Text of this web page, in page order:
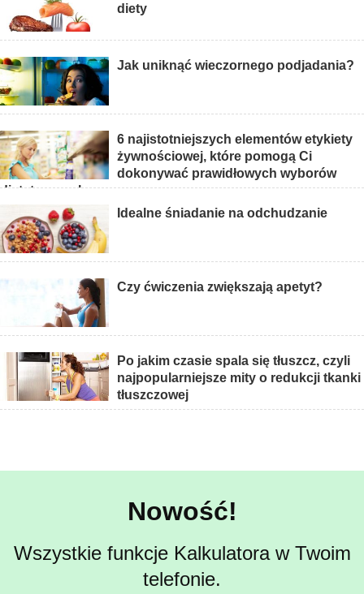
diety
Jak uniknąć wieczornego podjadania?
6 najistotniejszych elementów etykiety
żywnościowej, które pomogą Ci
dokonywać prawidłowych wyborów
dietetycznych
Idealne śniadanie na odchudzanie
Czy ćwiczenia zwiększają apetyt?
Po jakim czasie spala się tłuszcz, czyli
najpopularniejsze mity o redukcji tkanki
tłuszczowej
Nowość!
Wszystkie funkcje Kalkulatora w Twoim
telefonie.